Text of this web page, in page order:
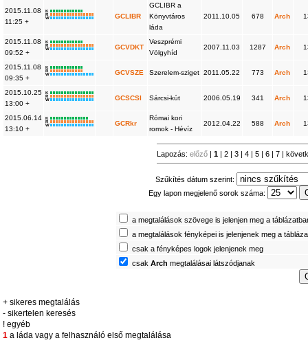
2015.11.08
11:25 +
K
R
W
GCLIBR
GCLIBR a
Könyvtáros
láda
2011.10.05 678 Arch
2015.11.08
09:52 +
K
R
W
GCVDKT
Veszprémi
Völgyhíd
2007.11.03 1287 Arch
2015.11.08
09:35 +
K
R
W
GCVSZE Szerelem-sziget 2011.05.22 773 Arch
2015.10.25
13:00 +
K
R
W
GCSCSI Sárcsi-kút 2006.05.19 341 Arch
2015.06.14
13:10 +
K
R
W
GCRkr
Római kori
romok - Hévíz
2012.04.22 588 Arch
Lapozás:előző |1 | 2 | 3 | 4 | 5 | 6 | 7 |
Szűkítés dátum szerint:
Egy lapon megjelenő sorok száma:
a megtalálások szövege is jelenjen meg a
a megtalálások fényképei is jelenjenek meg a
csak a fényképes logok jelenjenek meg
csakArch megtalálásai látszódjanak
+ sikeres megtalálás
- sikertelen keresés
! egyéb
1 a láda vagy a felhasználó első megtalálása